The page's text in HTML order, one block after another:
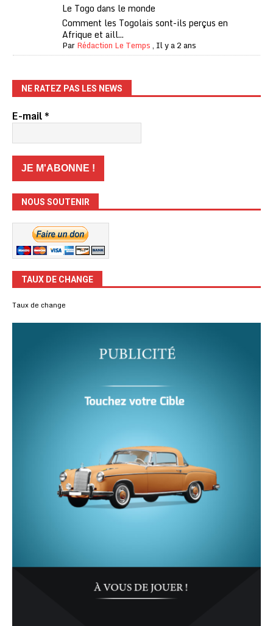
Le Togo dans le monde
Comment les Togolais sont-ils perçus en
Afrique et aill...
ParRédaction Le Temps, Il y a 2 ans
NE RATEZ PAS LES NEWS
E-mail*
NOUS SOUTENIR
TAUX DE CHANGE
Taux de change